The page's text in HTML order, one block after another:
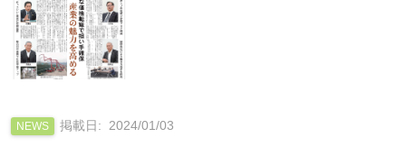
NEWS 2024/01/03